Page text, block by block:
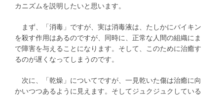
カニズムを説明したいと思います。
まず、「消毒」ですが、実は消毒液は、たしかにバイキン
を殺す作用はあるのですが、同時に、正常な人間の組織にま
で障害を与えることになります。そして、このために治癒す
るのが遅くなってしまうのです。
次に、「乾燥」についてですが、一見乾いた傷は治癒に向
かいつつあるように見えます。そしてジュクジュクしている